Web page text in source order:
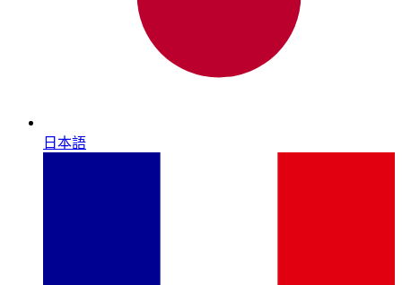
日本語